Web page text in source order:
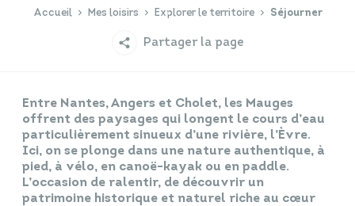
Accueil Mes loisirs Explorer le territoire Séjourner
Partager la page
Entre Nantes, Angers et Cholet, les Mauges
offrent des paysages qui longent le cours d’eau
particulièrement sinueux d’une rivière, l’Èvre.
Ici, on se plonge dans une nature authentique, à
pied, à vélo, en canoë-kayak ou en paddle.
L’occasion de ralentir, de découvrir un
patrimoine historique et naturel riche au cœur
Annuaires